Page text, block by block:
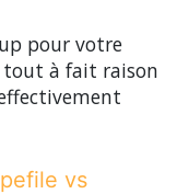
pour votre
tout à fait raison
vs